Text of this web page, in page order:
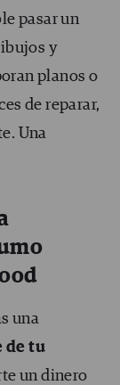
pasar un
y
planos o
de reparar,
Una
una
de tu
un dinero